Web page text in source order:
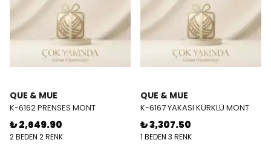
QUE & MUE
K-6162 PRENSES MONT
₺ 2,649.90
2 BEDEN 2 RENK
QUE & MUE
K-6167 YAKASI KÜRKLÜ MONT
₺ 3,307.50
1 BEDEN 3 RENK